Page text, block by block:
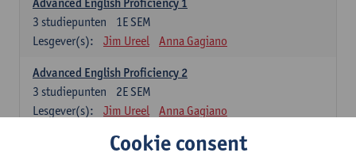
1E SEM
3 studiepunten
Lesgever(s):
Jim Ureel Anna Gagiano
Advanced English Proficiency 2
2E SEM
3 studiepunten
Lesgever(s):
Jim Ureel Anna Gagiano
Communication in English 1: Analysing Texts in Context
Cookie consent